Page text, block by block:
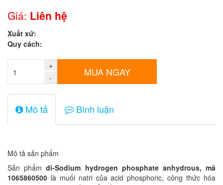
Giá:
0
đ
sản
phẩm
Giá: Liên hệ
Xuất xứ:
Quy cách:
+
-
MUA NGAY
Mô tả Bình luận
Mô tả sản phẩm
Sản phẩmdi-Sodium hydrogen phosphate anhydrous, mã
1065860500 là muối natri của acid phosphoric, công thức hóa